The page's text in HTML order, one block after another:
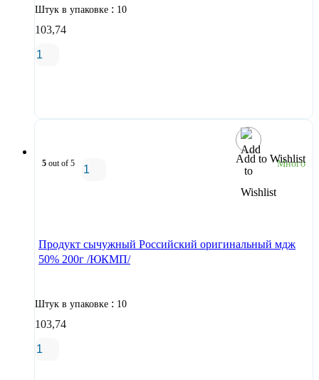
Штук в упаковке : 10
103,74
Add to Wishlist
5 out of 5 Много
Продукт сычужный Российский оригинальный мдж
50% 200г /ЮКМП/
Штук в упаковке : 10
103,74